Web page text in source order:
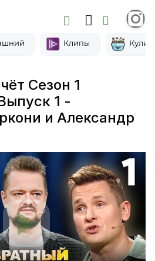
Клипы
Сезон 1
1 -
и Александр